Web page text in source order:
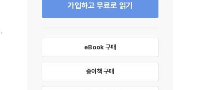
가입하고 무료로 읽기
eBook 구매
종이책 구매